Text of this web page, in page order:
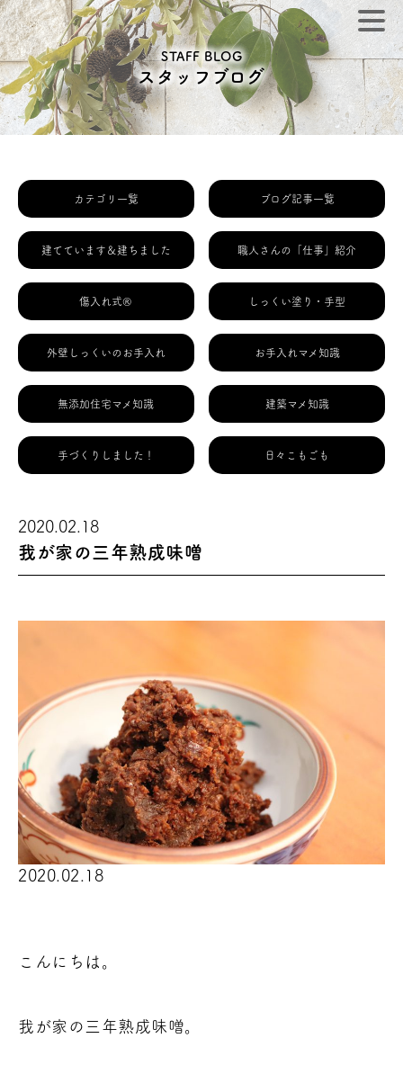
STAFF BLOG
スタッフブログ
カテゴリ一覧 ブログ記事一覧
建てています＆建ちました 職人さんの「仕事」紹介
傷入れ式® しっくい塗り・手型
外壁しっくいのお手入れ お手入れマメ知識
無添加住宅マメ知識 建築マメ知識
手づくりしました！ 日々こもごも
2020.02.18
我が家の三年熟成味噌
2020.02.18
こんにちは。
我が家の三年熟成味噌。